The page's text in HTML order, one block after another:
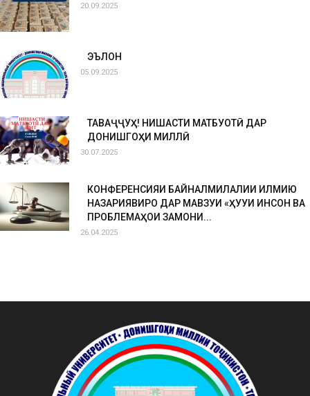
20.09.2025
ЭЪЛОН
05.09.2025
ТАВАҶҶУҲ! НИШАСТИ МАТБУОТӢ ДАР
ДОНИШГОҲИ МИЛЛӢ
30.07.2025
КОНФЕРЕНСИЯИ БАЙНАЛМИЛАЛИИ ИЛМИЮ
НАЗАРИЯВИРО ДАР МАВЗУИ «ҲУҚУҚИ ИНСОН ВА
ПРОБЛЕМАҲОИ ЗАМОНИ...
26.04.2025